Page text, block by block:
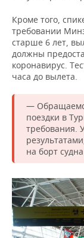
Кроме того,
требовании
старше 6 лет,
должны
коронавирус.
часа до вылета.
—
поездки в
требования.
на борт